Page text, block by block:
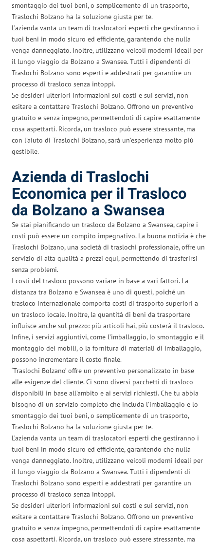
smontaggio dei tuoi beni, o semplicemente di un trasporto,
Traslochi Bolzano ha la soluzione giusta per te.
L’azienda vanta un team di traslocatori esperti che gestiranno i
tuoi beni in modo sicuro ed efficiente, garantendo che nulla
venga danneggiato. Inoltre, utilizzano veicoli moderni ideali per
il lungo viaggio da Bolzano a Swansea. Tutti i dipendenti di
Traslochi Bolzano sono esperti e addestrati per garantire un
processo di trasloco senza intoppi.
Se desideri ulteriori informazioni sui costi e sui servizi, non
esitare a contattare Traslochi Bolzano. Offrono un preventivo
gratuito e senza impegno, permettendoti di capire esattamente
cosa aspettarti. Ricorda, un trasloco può essere stressante, ma
con l’aiuto di Traslochi Bolzano, sarà un’esperienza molto più
gestibile.
Azienda di Traslochi
Economica per il Trasloco
da Bolzano a Swansea
Se stai pianificando un trasloco da Bolzano a Swansea, capire i
costi può essere un compito impegnativo. La buona notizia è che
Traslochi Bolzano, una società di traslochi professionale, offre un
servizio di alta qualità a prezzi equi, permettendo di trasferirsi
senza problemi.
I costi del trasloco possono variare in base a vari fattori. La
distanza tra Bolzano e Swansea è uno di questi, poiché un
trasloco internazionale comporta costi di trasporto superiori a
un trasloco locale. Inoltre, la quantità di beni da trasportare
influisce anche sul prezzo: più articoli hai, più costerà il trasloco.
Infine, i servizi aggiuntivi, come l’imballaggio, lo smontaggio e il
montaggio dei mobili, o la fornitura di materiali di imballaggio,
possono incrementare il costo finale.
‘Traslochi Bolzano’ offre un preventivo personalizzato in base
alle esigenze del cliente. Ci sono diversi pacchetti di trasloco
disponibili in base all’ambito e ai servizi richiesti. Che tu abbia
bisogno di un servizio completo che includa l’imballaggio e lo
smontaggio dei tuoi beni, o semplicemente di un trasporto,
Traslochi Bolzano ha la soluzione giusta per te.
L’azienda vanta un team di traslocatori esperti che gestiranno i
tuoi beni in modo sicuro ed efficiente, garantendo che nulla
venga danneggiato. Inoltre, utilizzano veicoli moderni ideali per
il lungo viaggio da Bolzano a Swansea. Tutti i dipendenti di
Traslochi Bolzano sono esperti e addestrati per garantire un
processo di trasloco senza intoppi.
Se desideri ulteriori informazioni sui costi e sui servizi, non
esitare a contattare Traslochi Bolzano. Offrono un preventivo
gratuito e senza impegno, permettendoti di capire esattamente
cosa aspettarti. Ricorda, un trasloco può essere stressante, ma